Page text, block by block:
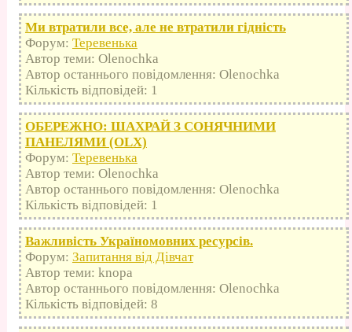
Ми втратили все, але не втратили гідність
Форум: Теревенька
Автор теми: Olenochka
Автор останнього повідомлення: Olenochka
Кількість відповідей: 1
ОБЕРЕЖНО: ШАХРАЙ З СОНЯЧНИМИ
ПАНЕЛЯМИ (OLX)
Форум: Теревенька
Автор теми: Olenochka
Автор останнього повідомлення: Olenochka
Кількість відповідей: 1
Важливість Україномовних ресурсів.
Форум: Запитання від Дівчат
Автор теми: knopa
Автор останнього повідомлення: Olenochka
Кількість відповідей: 8